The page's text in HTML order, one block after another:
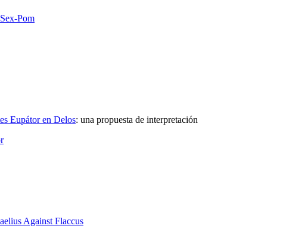
Pom
Eupátor en Delos: una propuesta de interpretación
Against Flaccus